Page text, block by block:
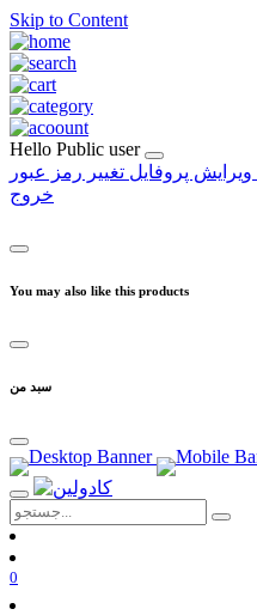
Skip to Content
Hello Public user
ویرایش پروفایل تغییر رمز عبور
خروج
You may also like this products
سبد من
0